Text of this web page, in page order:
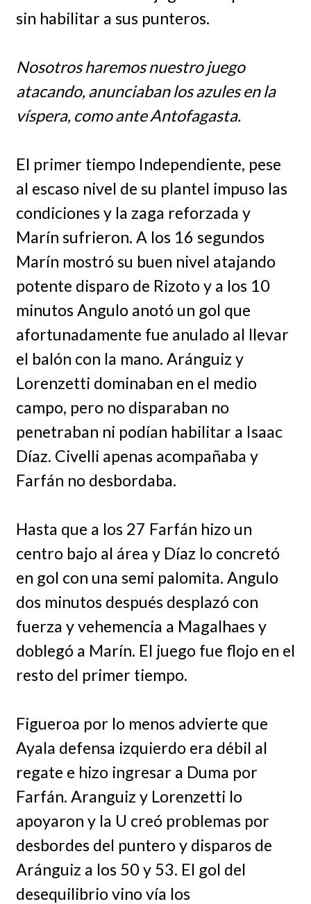
sin habilitar a sus punteros.
Nosotros haremos nuestro juego
atacando, anunciaban los azules en la
víspera, como ante Antofagasta.
El primer tiempo Independiente, pese
al escaso nivel de su plantel impuso las
condiciones y la zaga reforzada y
Marín sufrieron. A los 16 segundos
Marín mostró su buen nivel atajando
potente disparo de Rizoto y a los 10
minutos Angulo anotó un gol que
afortunadamente fue anulado al llevar
el balón con la mano. Aránguiz y
Lorenzetti dominaban en el medio
campo, pero no disparaban no
penetraban ni podían habilitar a Isaac
Díaz. Civelli apenas acompañaba y
Farfán no desbordaba.
Hasta que a los 27 Farfán hizo un
centro bajo al área y Díaz lo concretó
en gol con una semi palomita. Angulo
dos minutos después desplazó con
fuerza y vehemencia a Magalhaes y
doblegó a Marín. El juego fue flojo en el
resto del primer tiempo.
Figueroa por lo menos advierte que
Ayala defensa izquierdo era débil al
regate e hizo ingresar a Duma por
Farfán. Aranguiz y Lorenzetti lo
apoyaron y la U creó problemas por
desbordes del puntero y disparos de
Aránguiz a los 50 y 53. El gol del
desequilibrio vino vía los